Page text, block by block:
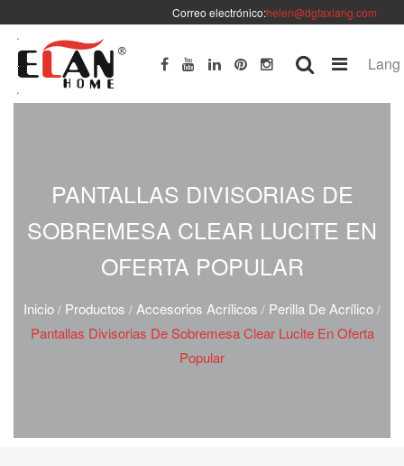
Correo electrónico:helen@dgfaxiang.com
Lang
PANTALLAS DIVISORIAS DE
SOBREMESA CLEAR LUCITE EN
OFERTA POPULAR
Inicio / Productos / Accesorios Acrílicos / Perilla De Acrílico /
Pantallas Divisorias De Sobremesa Clear Lucite En Oferta
Popular